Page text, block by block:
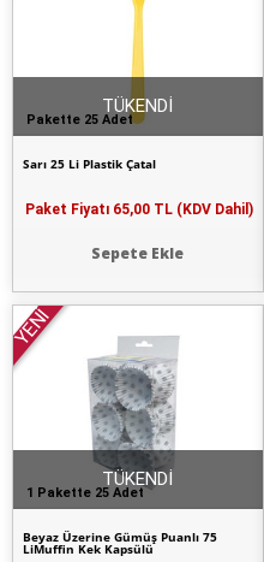
Pakette 25 Adet
Sarı 25 Li Plastik Çatal
Paket Fiyatı 65,00 TL (KDV Dahil)
Sepete Ekle
TÜKENDİ
1 Pakette 25 Adet
YENİ
Beyaz Üzerine Gümüş Puanlı 75
LiMuffin Kek Kapsülü
TÜKENDİ